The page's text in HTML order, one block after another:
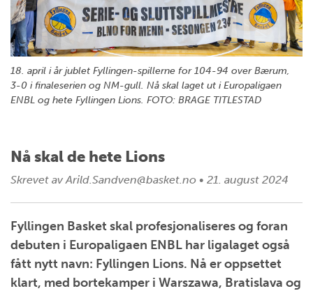
18. april i år jublet Fyllingen-spillerne for 104-94 over Bærum,
3-0 i finaleserien og NM-gull. Nå skal laget ut i Europaligaen
ENBL og hete Fyllingen Lions. FOTO: BRAGE TITLESTAD
Nå skal de hete Lions
Skrevet av Arild.Sandven@basket.no • 21. august 2024
Fyllingen Basket skal profesjonaliseres og foran
debuten i Europaligaen ENBL har ligalaget også
fått nytt navn: Fyllingen Lions. Nå er oppsettet
klart, med bortekamper i Warszawa, Bratislava og